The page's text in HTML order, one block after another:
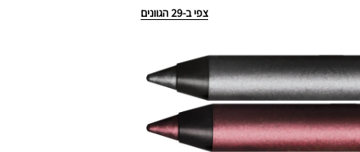
צפי ב-29 הגוונים